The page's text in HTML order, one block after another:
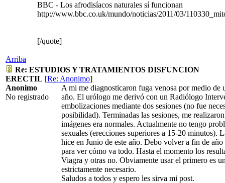
BBC - Los afrodisíacos naturales sí funcionan
http://www.bbc.co.uk/mundo/noticias/2011/03/
[/quote]
Arriba
Re: ESTUDIOS Y TRATAMIENTOS DISFUNCION
ERECTIL [Re: Anonimo]
Anonimo
No registrado
A mi me diagnosticaron fuga venosa por medio de
año. El urólogo me derivó con un Radiólogo
embolizaciones mediante dos sesiones (no fue
posibilidad). Terminadas las sesiones, me
imágenes era normales. Actualmente no tengo
sexuales (erecciones superiores a 15-20 minutos).
hice en Junio de este año. Debo volver a fin de
para ver cómo va todo. Hasta el momento los
Viagra y otras no. Obviamente usar el primero es
estrictamente necesario.
Saludos a todos y espero les sirva mi post.